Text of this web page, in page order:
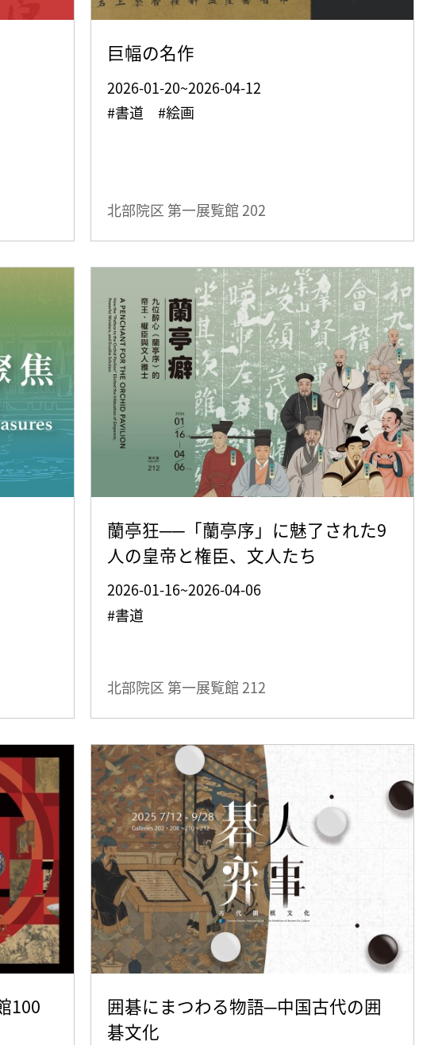
巨幅の名作
2026-01-20~2026-04-12
#書道 #絵画
北部院区 第一展覧館202
蘭亭狂──「蘭亭序」に魅了された9
人の皇帝と権臣、文人たち
2026-01-16~2026-04-06
#書道
北部院区 第一展覧館 212
100
囲碁にまつわる物語─中国古代の囲
碁文化